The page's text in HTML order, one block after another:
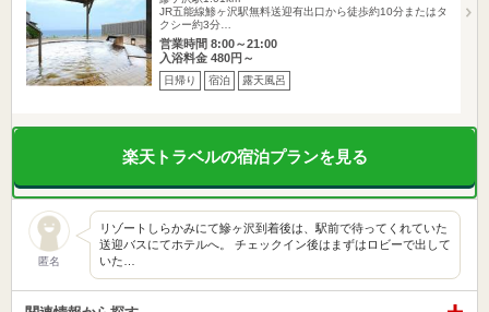
JR五能線鯵ヶ沢駅無料送迎有出口から徒歩約10分またはタ
クシー約3分…
営業時間 8:00～21:00
入浴料金 480円～
日帰り 宿泊 露天風呂
楽天トラベルの宿泊プランを見る
匿名
リゾートしらかみにて鰺ヶ沢到着後は、駅前で待ってくれていた
送迎バスにてホテルへ。 チェックイン後はまずはロビーで出して
いた…